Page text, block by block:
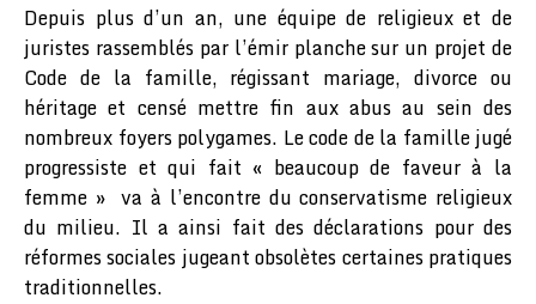
Depuis plus d’un an, une équipe de religieux et de
juristes rassemblés par l’émir planche sur un projet de
Code de la famille, régissant mariage, divorce ou
héritage et censé mettre fin aux abus au sein des
nombreux foyers polygames. Le code de la famille jugé
progressiste et qui fait « beaucoup de faveur à la
femme » va à l’encontre du conservatisme religieux
du milieu. Il a ainsi fait des déclarations pour des
réformes sociales jugeant obsolètes certaines pratiques
traditionnelles.